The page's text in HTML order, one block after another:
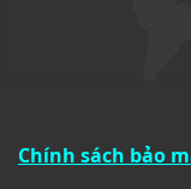
Chính sách bảo